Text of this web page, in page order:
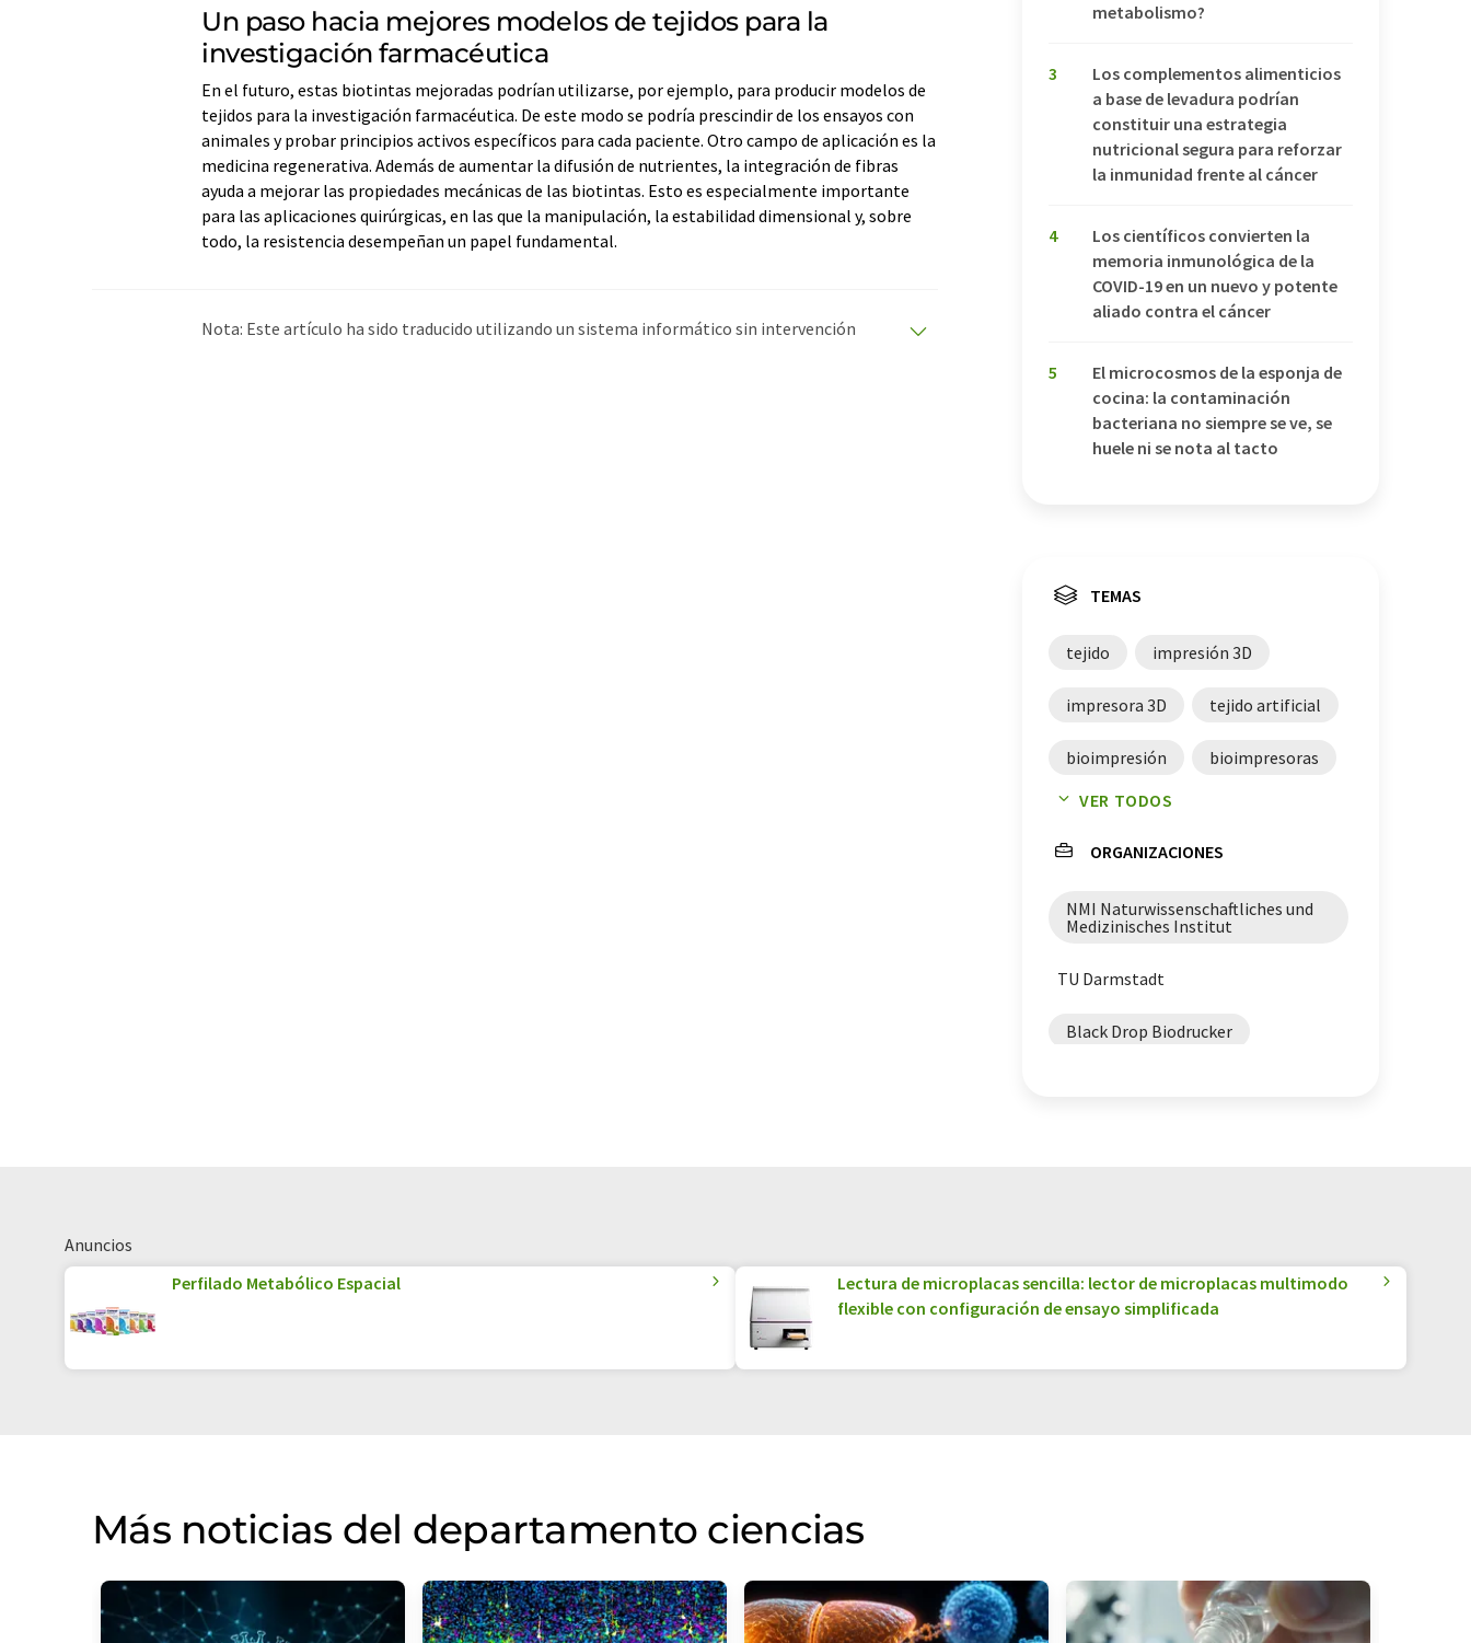
Un paso hacia mejores modelos de tejidos para la
investigación farmacéutica
En el futuro, estas biotintas mejoradas podrían utilizarse, por ejemplo, para producir modelos de
tejidos para la investigación farmacéutica. De este modo se podría prescindir de los ensayos con
animales y probar principios activos específicos para cada paciente. Otro campo de aplicación es la
medicina regenerativa. Además de aumentar la difusión de nutrientes, la integración de fibras
ayuda a mejorar las propiedades mecánicas de las biotintas. Esto es especialmente importante
para las aplicaciones quirúrgicas, en las que la manipulación, la estabilidad dimensional y, sobre
todo, la resistencia desempeñan un papel fundamental.
Nota: Este artículo ha sido traducido utilizando un sistema informático sin intervención
metabolismo?
3
Los complementos alimenticios
a base de levadura podrían
constituir una estrategia
nutricional segura para reforzar
la inmunidad frente al cáncer
4
Los científicos convierten la
memoria inmunológica de la
COVID-19 en un nuevo y potente
aliado contra el cáncer
5
El microcosmos de la esponja de
cocina: la contaminación
bacteriana no siempre se ve, se
huele ni se nota al tacto
TEMAS
tejido impresión 3D
impresora 3D tejido artificial
bioimpresión bioimpresoras
medicina regenerativa
modelos tisulares
VER TODOS
ORGANIZACIONES
NMI Naturwissenschaftliches und
Medizinisches Institut
TU Darmstadt
Black Drop Biodrucker
Anuncios
Perfilado Metabólico Espacial
Lectura de microplacas sencilla: lector de microplacas multimodo
flexible con configuración de ensayo simplificada
Más noticias del departamento ciencias